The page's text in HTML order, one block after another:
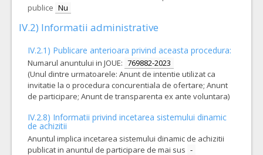
TVA:
45.260,00 - 2.303.600,00 Leu
45.
Cant min si max este specificata in caietul de sarcini, al prezentei documentatii.
COD CPV: 33111710-1 Accesorii pentru angiografie (Rev.2)
VALOAREA ESTIMATA FARA
TVA:
10.300,00 - 402.400,00 Leu
ATRIBUIT
46. Materiale endovasculare pentru stenoza intracraniana
publice Nu
IV.2) Informatii administrative
IV.2.1) Publicare anterioara privind aceasta procedura:
Numarul anuntului in JOUE: 769882-2023
(Unul dintre urmatoarele: Anunt de intentie utilizat ca
invitatie la o procedura concurentiala de ofertare; Anunt
de participare; Anunt de transparenta ex ante voluntara)
IV.2.8) Informatii privind incetarea sistemului dinamic
de achizitii
Anuntul implica incetarea sistemului dinamic de achizitii
publicat in anuntul de participare de mai sus -